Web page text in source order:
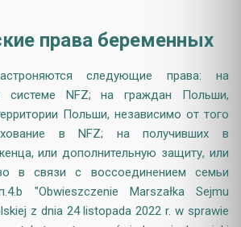
права беременных
следующие права: на
системе NFZ; на граждан Польши,
Польши, независимо от того
в NFZ; на получивших в
или дополнительную защиту, или
в связи с воссоединением семьи
"Obwieszczenie Marszałka Sejmu
z dnia 24 listopada 2022 r. w sprawie